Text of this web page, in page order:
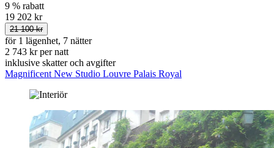
9 % rabatt
19 202 kr
21 100 kr
för 1 lägenhet, 7 nätter
2 743 kr per natt
inklusive skatter och avgifter
Magnificent New Studio Louvre Palais Royal